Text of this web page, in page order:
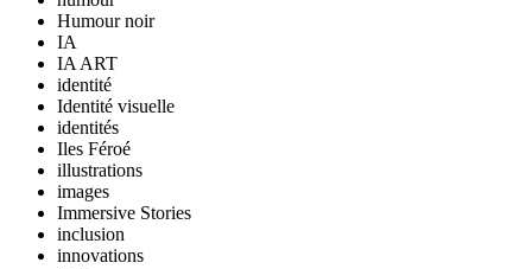
Humour noir
IA
IA ART
identité
Identité visuelle
identités
Iles Féroé
illustrations
images
Immersive Stories
inclusion
innovations